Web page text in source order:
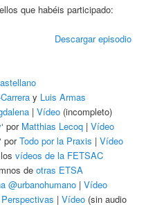
que habéis participado:
Descargar episodio
y Luis Armas
| Vídeo(incompleto)
‘ por Matthias Lecoq| Vídeo
porTodo por la Praxis | Vídeo
vídeos de la FETSAC
de otras ETSA
@urbanohumano| Vídeo
| Vídeo(sin audio